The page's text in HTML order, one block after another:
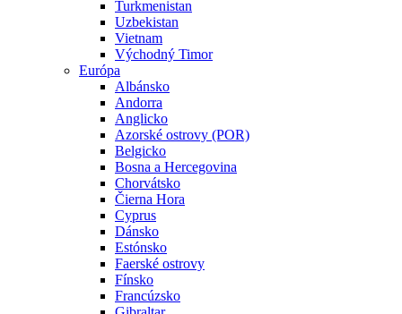
Turkmenistan
Uzbekistan
Vietnam
Východný Timor
Európa
Albánsko
Andorra
Anglicko
Azorské ostrovy (POR)
Belgicko
Bosna a Hercegovina
Chorvátsko
Čierna Hora
Cyprus
Dánsko
Estónsko
Faerské ostrovy
Fínsko
Francúzsko